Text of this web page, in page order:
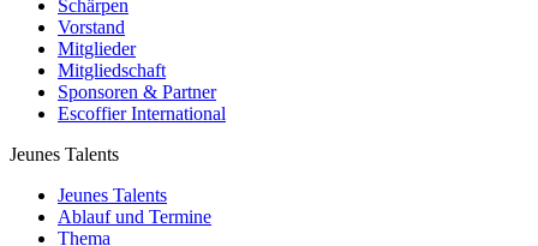
Schärpen
Vorstand
Mitglieder
Mitgliedschaft
Sponsoren & Partner
Escoffier International
Jeunes Talents
Jeunes Talents
Ablauf und Termine
Thema